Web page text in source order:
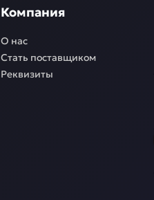
Компания
О нас
Стать поставщиком
Реквизиты